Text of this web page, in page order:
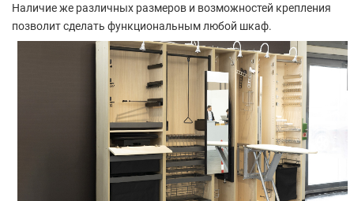
Наличие же различных размеров и возможностей крепления
позволит сделать функциональным любой шкаф.